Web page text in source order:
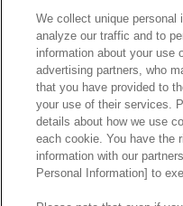
We collect unique
analyze our traffic and to
information about your use
advertising partners, who
that you have provided to
your use of their services.
details about how we use
each cookie. You have the
information with our
Personal Information] to